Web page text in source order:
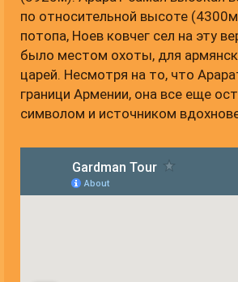
по относительной высоте
потопа, Ноев ковчег сел на эту
было местом охоты, для
царей. Несмотря на то, что
граници Армении, она все еще
символом и источником